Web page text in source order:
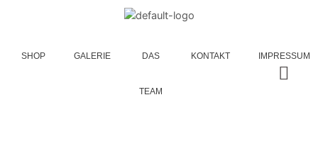
SHOP GALERIE DAS
TEAM
KONTAKT IMPRESSUM